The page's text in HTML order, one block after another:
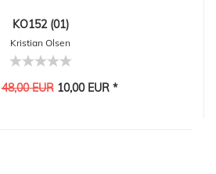
KO152 (01)
Kristian Olsen
48,00 EUR10,00 EUR *